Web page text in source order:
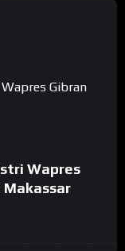
Wapres
Makassar